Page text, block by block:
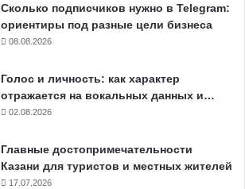
Сколько подписчиков нужно в Telegram:
ориентиры под разные цели бизнеса
08.08.2026
Голос и личность: как характер
отражается на вокальных данных и…
02.08.2026
Главные достопримечательности
Казани для туристов и местных жителей
17.07.2026